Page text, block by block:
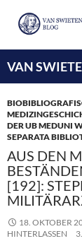
VAN
INHALT
SPRINGEN
DER UB MEDUNI
SEPARATA
AUS DEN
[192]:
18. OKTOBER
HINTERLASSEN